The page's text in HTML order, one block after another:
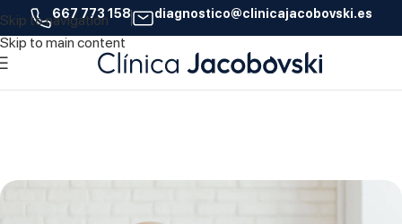
Skip to navigation
Skip to main content
667 773 158 diagnostico@clinicajacobovski.es
14
OCT